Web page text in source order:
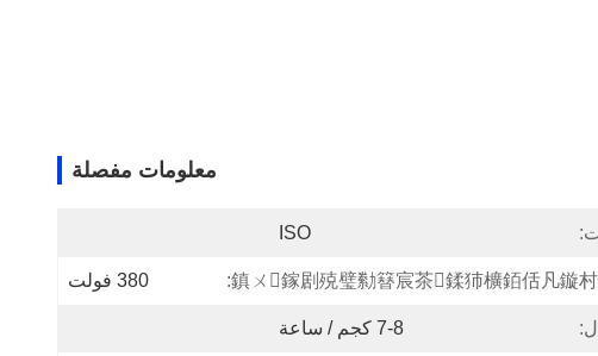
معلومات مفصلة
ISO
鎮ㄨ鎵剧殑璧勬簮宸茶鍒犻櫎銆佸凡鏇 380 فولت
7-8 كجم / ساعة